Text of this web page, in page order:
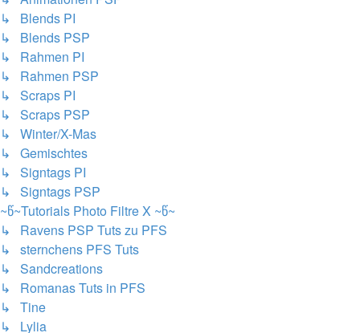
↳ Blends PI
↳ Blends PSP
↳ Rahmen PI
↳ Rahmen PSP
↳ Scraps PI
↳ Scraps PSP
↳ Winter/X-Mas
↳ Gemischtes
↳ Signtags PI
↳ Signtags PSP
~წ~Tutorials Photo Filtre X ~წ~
↳ Ravens PSP Tuts zu PFS
↳ sternchens PFS Tuts
↳ Sandcreations
↳ Romanas Tuts in PFS
↳ Tine
↳ Lylia